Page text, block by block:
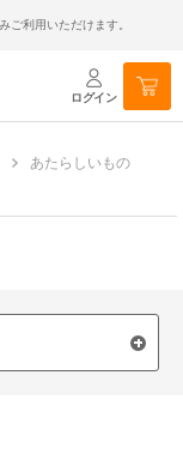
ご利用いただけます。
ログイン
あたらしいもの